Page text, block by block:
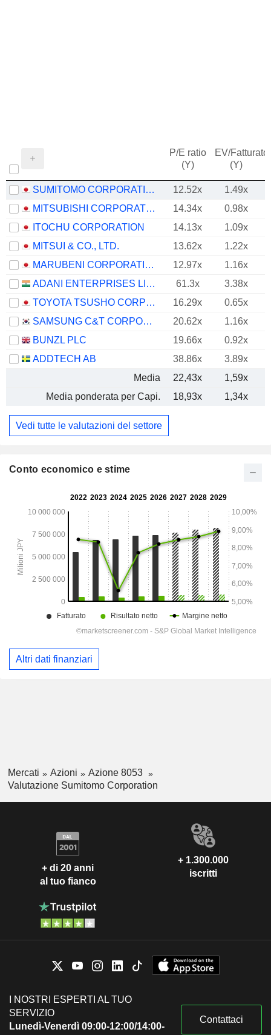
P/E ratio
(Y)
EV/Fatturato
(Y)
SUMITOMO CORPORATION 12.52x 1.49x
MITSUBISHI CORPORATION
14.34x 0.98x
ITOCHU CORPORATION
14.13x 1.09x
MITSUI & CO., LTD.
13.62x 1.22x
MARUBENI CORPORATION
12.97x 1.16x
ADANI ENTERPRISES LIMITED
61.3x
3.38x
TOYOTA TSUSHO CORPORATION
16.29x
0.65x
SAMSUNG C&T CORPORATION
20.62x
1.16x
BUNZL PLC
19.66x
0.92x
ADDTECH AB
38.86x 3.89x
Media
22,43x 1,59x
Media ponderata per Capi.
18,93x 1,34x
Vedi tutte le valutazioni del settore
Conto economico e stime
Altri dati finanziari
Mercati Azioni
Azione 8053
Valutazione Sumitomo Corporation
+ di 20 anni
al tuo fianco
+ 1.300.000
iscritti
I NOSTRI ESPERTI AL TUO
SERVIZIO
Lunedì-Venerdì 09:00-12:00/14:00-
Contattaci